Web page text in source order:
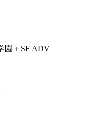
園＋SF ADV